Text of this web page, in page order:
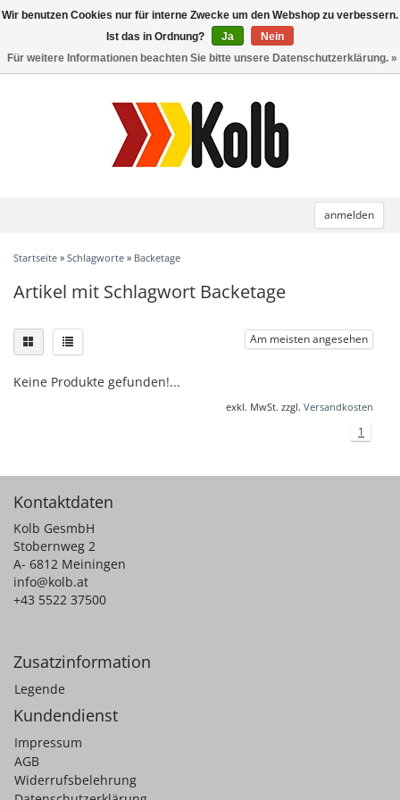
anmelden
Toggle
Startseite » Schlagworte » Backetage
Artikel mit Schlagwort Backetage
Am meisten angesehen
Keine Produkte gefunden!...
exkl. MwSt. zzgl. Versandkosten
1
Kontaktdaten
Kolb GesmbH
Stobernweg 2
A- 6812 Meiningen
info@kolb.at
+43 5522 37500
Zusatzinformation
Legende
Kundendienst
Impressum
AGB
Widerrufsbelehrung
Wir benutzen Cookies nur für interne Zwecke um den Webshop zu verbessern.
Ist das in Ordnung?
Ja
Nein
Für weitere Informationen beachten Sie bitte unsere Datenschutzerklärung. »